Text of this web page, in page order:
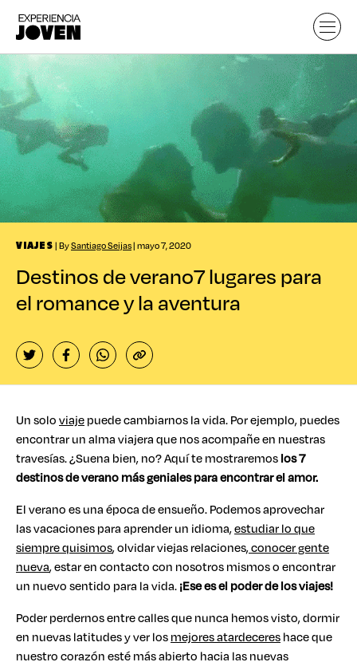
VIAJES | BySantiago Seijas| mayo 7, 2020
Destinos de verano7 lugares para
el romance y la aventura
Un soloviajepuede cambiarnos la vida. Por ejemplo, puedes
encontrar un alma viajera que nos acompañe en nuestras
travesías. ¿Suena bien, no? Aquí te mostraremoslos 7
destinos de verano más geniales para encontrar el amor.
El verano es una época de ensueño. Podemos aprovechar
las vacaciones para aprender un idioma,estudiar lo que
siempre quisimos, olvidar viejas relaciones,conocer gente
nueva, estar en contacto con nosotros mismos o encontrar
un nuevo sentido para la vida.¡Ese es el poder de los viajes!
Poder perdernos entre calles que nunca hemos visto, dormir
en nuevas latitudes y ver losmejores atardecereshace que
nuestro corazón esté más abierto hacia las nuevas